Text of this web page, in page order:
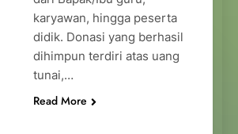
karyawan, hingga peserta
didik. Donasi yang berhasil
dihimpun terdiri atas uang
tunai,…
Read More